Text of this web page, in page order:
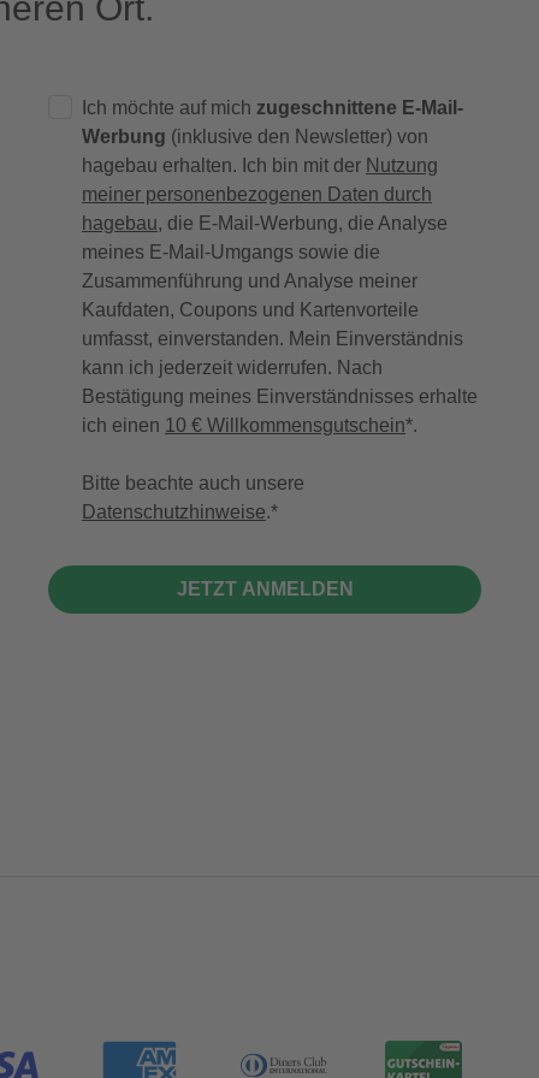
Ort.
Ich möchte auf mich zugeschnittene E-Mail-
Werbung (inklusive den Newsletter) von
hagebau erhalten. Ich bin mit der Nutzung
meiner personenbezogenen Daten durch
hagebau, die E-Mail-Werbung, die Analyse
meines E-Mail-Umgangs sowie die
Zusammenführung und Analyse meiner
Kaufdaten, Coupons und Kartenvorteile
umfasst, einverstanden. Mein Einverständnis
kann ich jederzeit widerrufen. Nach
Bestätigung meines Einverständnisses erhalte
ich einen 10 € Willkommensgutschein*.
Bitte beachte auch unsere
Datenschutzhinweise.
JETZT ANMELDEN